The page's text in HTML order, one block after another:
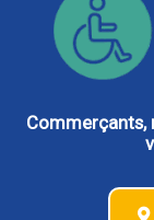
Commerçants,